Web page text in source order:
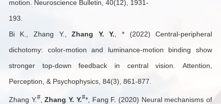
motion. Neuroscience Bulletin, 40(12), 1931-
193.
Bi K., Zhang Y.,Zhang Y. Y., * (2022)Central-peripheral
dichotomy: color-motion and luminance-motion binding show
stronger top-down feedback in central vision. Attention,
Perception, & Psychophysics, 84(3), 861-877.
Zhang Y.#,Zhang Y. Y.#*, Fang F. (2020) Neural mechanisms of